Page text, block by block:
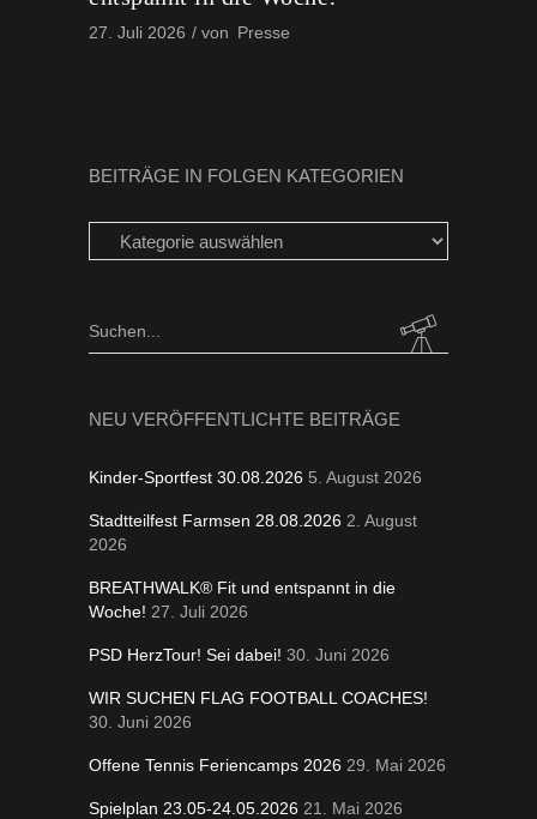
27. Juli 2026 von Presse
BEITRÄGE IN FOLGEN KATEGORIEN
Beiträge
in
Kategorien
Search
NEU VERÖFFENTLICHTE BEITRÄGE
Kinder-Sportfest 30.08.2026 5. August 2026
Stadtteilfest Farmsen 28.08.2026 2. August
2026
BREATHWALK® Fit und entspannt in die
Woche! 27. Juli 2026
PSD HerzTour! Sei dabei! 30. Juni 2026
WIR SUCHEN FLAG FOOTBALL COACHES!
30. Juni 2026
Offene Tennis Feriencamps 2026 29. Mai 2026
Spielplan 23.05-24.05.2026 21. Mai 2026